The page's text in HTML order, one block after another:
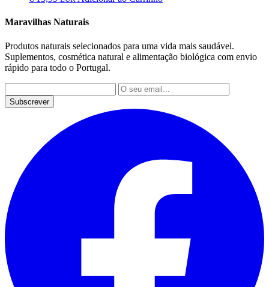
Maravilhas Naturais
Produtos naturais selecionados para uma vida mais saudável.
Suplementos, cosmética natural e alimentação biológica com envio
rápido para todo o Portugal.
Subscrever